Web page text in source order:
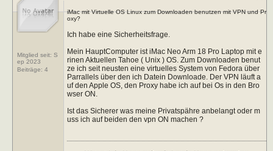
Mitglied seit: S
ep 2023
Beiträge: 4
iMac mit Virtuelle OS Linux zum Downloaden benutzen mit VPN und Pr
oxy?
Ich habe eine Sicherheitsfrage.
Mein HauptComputer ist iMac Neo Arm 18 Pro Laptop mit e
rinen Aktuellen Tahoe ( Unix ) OS. Zum Downloaden benut
ze ich seit neusten eine virtuelles System von Fedora über
Parrallels über den ich Datein Downloade. Der VPN läuft a
uf den Apple OS, den Proxy habe ich auf bei Os in den Bro
wser ON.
Ist das Sicherer was meine Privatspähre anbelangt oder m
uss ich auf beiden den vpn ON machen ?